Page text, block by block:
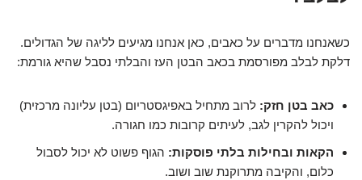
כשאנחנו מדברים על כאבים, כאן אנחנו מגיעים לליגה של הגדולים.
דלקת לבלב מפורסמת בכאב הבטן העז והבלתי נסבל שהיא גורמת:
כאב בטן חזק: לרוב מתחיל באפיגסטריום (בטן עליונה מרכזית)
ויכול להקרין לגב, לעיתים קרובות כמו חגורה.
הקאות ובחילות בלתי פוסקות: הגוף פשוט לא יכול לסבול
כלום, והקיבה מתרוקנת שוב ושוב.